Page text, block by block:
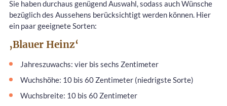
Sie haben durchaus genügend Auswahl, sodass auch Wünsche
bezüglich des Aussehens berücksichtigt werden können. Hier
ein paar geeignete Sorten:
‚Blauer Heinz‘
Jahreszuwachs: vier bis sechs Zentimeter
Wuchshöhe: 10 bis 60 Zentimeter (niedrigste Sorte)
Wuchsbreite: 10 bis 60 Zentimeter